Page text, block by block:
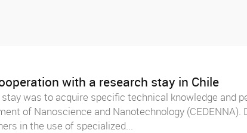
with a research stay in Chile
was to acquire specific technical knowledge and
of Nanoscience and Nanotechnology
in the use of specialized...